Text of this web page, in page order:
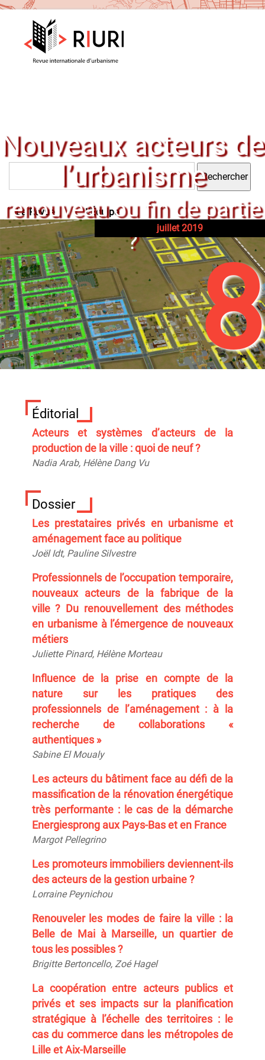
La Revue L’Équipe
Nouveaux acteurs de
l’urbanisme
renouveau ou fin de partie
?
8
juillet 2019
Éditorial
Acteurs et systèmes d’acteurs de la
production de la ville : quoi de neuf ?
Nadia Arab, HélèneDang Vu
Dossier
Les prestataires privés en urbanisme et
aménagement face au politique
JoëlIdt, PaulineSilvestre
Professionnels de l’occupation temporaire,
nouveaux acteurs de la fabrique de la
ville ? Du renouvellement des méthodes
en urbanisme à l’émergence de nouveaux
métiers
JuliettePinard, HélèneMorteau
Influence de la prise en compte de la
nature sur les pratiques des
professionnels de l’aménagement : à la
recherche de collaborations «
authentiques »
SabineEl Moualy
Les acteurs du bâtiment face au défi de la
massification de la rénovation énergétique
très performante : le cas de la démarche
Energiesprong aux Pays-Bas et en France
MargotPellegrino
Les promoteurs immobiliers deviennent-ils
des acteurs de la gestion urbaine ?
LorrainePeynichou
Renouveler les modes de faire la ville : la
Belle de Mai à Marseille, un quartier de
tous les possibles ?
BrigitteBertoncello, ZoéHagel
La coopération entre acteurs publics et
privés et ses impacts sur la planification
stratégique à l’échelle des territoires : le
cas du commerce dans les métropoles de
Lille et Aix-Marseille